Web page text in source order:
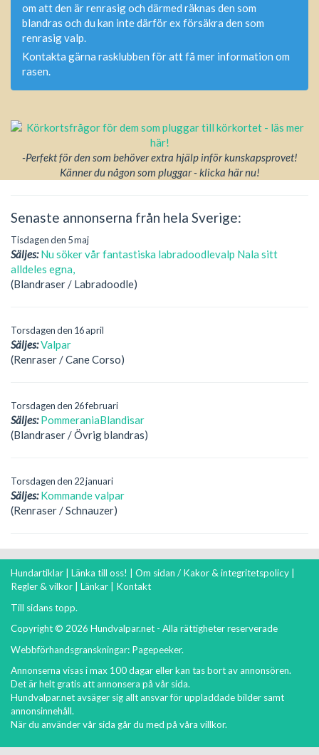
om att den är renrasig och därmed räknas den som
blandras och du kan inte därför ex försäkra den som
renrasig valp.
Kontakta gärna rasklubben för att få mer information om
rasen.
-Perfekt för den som behöver extra hjälp inför kunskapsprovet!
Känner du någon som pluggar - klicka här nu!
Senaste annonserna från hela Sverige:
Tisdagen den 5 maj
Säljes: Nu söker vår fantastiska labradoodlevalp Nala sitt
alldeles egna,
(Blandraser / Labradoodle)
Torsdagen den 16 april
Säljes:Valpar
(Renraser / Cane Corso)
Torsdagen den 26 februari
Säljes: PommeraniaBlandisar
(Blandraser / Övrig blandras)
Torsdagen den 22 januari
Säljes: Kommande valpar
(Renraser / Schnauzer)
Hundartiklar Länka till oss! Om sidan / Kakor & integritetspolicy
Regler & vilkor
Länkar
Kontakt
Till sidans topp.
Copyright © 2026 Hundvalpar.net - Alla rättigheter reserverade
Webbförhandsgranskningar: Pagepeeker.
Annonserna visas i max 100 dagar eller kan tas bort av annonsören.
Det är helt gratis att annonsera på vår sida.
Hundvalpar.net avsäger sig allt ansvar för uppladdade bilder samt
annonsinnehåll.
När du använder vår sida går du med på våra villkor.